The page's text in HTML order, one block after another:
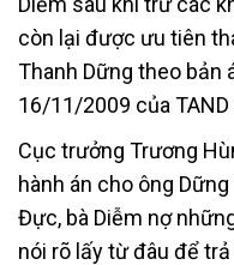
còn lại được ưu tiên
Thanh Dững theo bản
16/11/2009 của TAND
Cục trưởng Trương
hành án cho ông
Đực, bà Diễm nợ
nói rõ lấy từ đâu để